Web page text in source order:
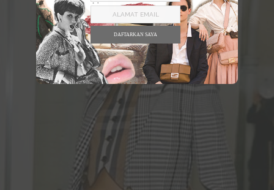
DAFTARKAN SAYA